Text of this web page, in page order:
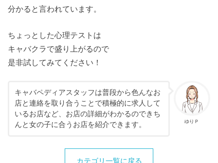
分かると言われています。
ちょっとした心理テストは
キャバクラで盛り上がるので
是非試してみてください！
ゆりＰ
キャバペディアスタッフは普段から色んなお
店と連絡を取り合うことで積極的に求人して
いるお店など、お店の詳細がわかるのできち
んと女の子に合うお店を紹介できます。
カテゴリ一覧に戻る